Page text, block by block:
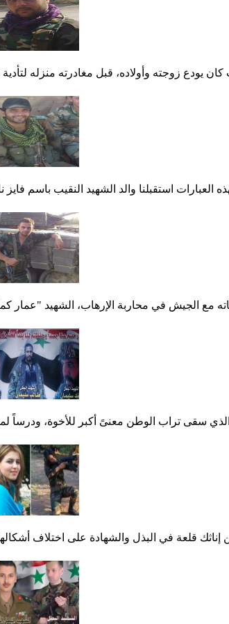
كان يودع زوجته وأولاده، قبل مغادرته
العبارات استقبلنا والد الشهيد النقيب باسم
مع الجيش في محاربة الإرهاب، الشهيد
سقى تراب الوطن معنىً أكبر للأخوة، ودرساً
قلعة في البذل والشهادة على اختلاف